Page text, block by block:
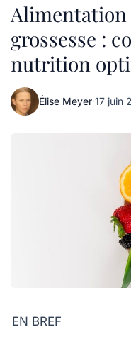
grossesse :
nutrition
Élise Meyer·17 juin
EN BREF